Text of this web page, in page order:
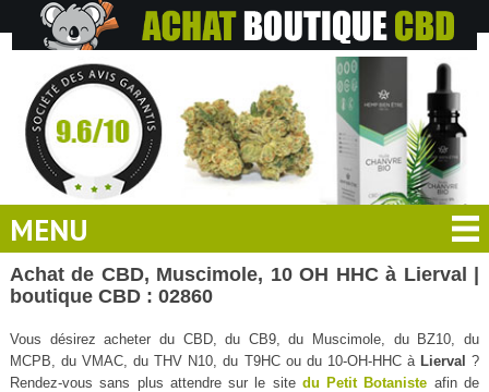
MENU
Achat de CBD, Muscimole, 10 OH HHC à Lierval |
boutique CBD : 02860
Vous désirez acheter du CBD, du CB9, du Muscimole, du BZ10, du
MCPB, du VMAC, du THV N10, du T9HC ou du 10-OH-HHC à Lierval ?
Rendez-vous sans plus attendre sur le site du Petit Botaniste afin de